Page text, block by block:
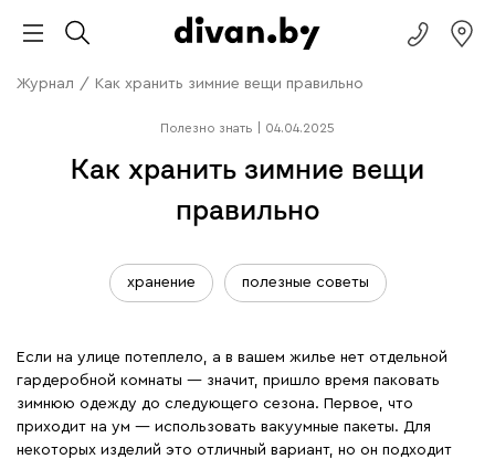
Журнал / Как хранить зимние вещи правильно
Полезно знать 04.04.2025
Как хранить зимние вещи
правильно
хранение полезные советы
Если на улице потеплело, а в вашем жилье нет отдельной
гардеробной комнаты — значит, пришло время паковать
зимнюю одежду до следующего сезона. Первое, что
приходит на ум — использовать вакуумные пакеты. Для
некоторых изделий это отличный вариант, но он подходит